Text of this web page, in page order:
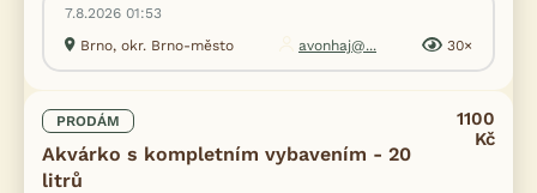
7.8.2026 01:53
Brno, okr. Brno-město
avonhaj@... 30×
PRODÁM
Akvárko s kompletním vybavením - 20
litrů
1100
Kč